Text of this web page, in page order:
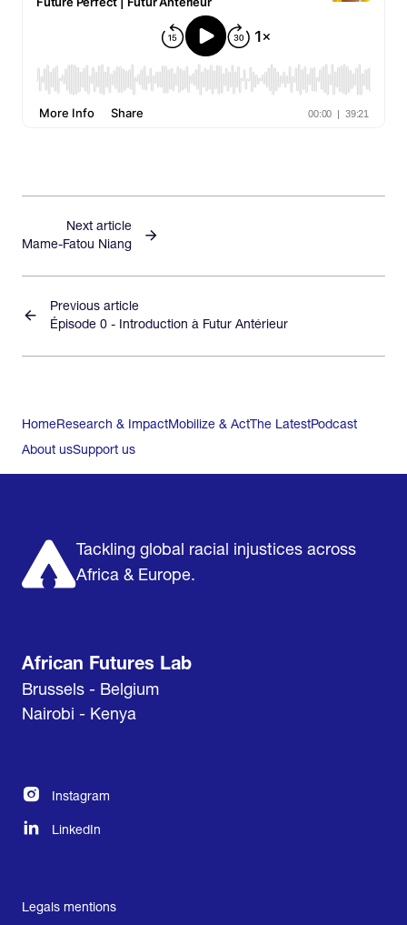
Previous article
Épisode 0 - Introduction à Futur Antérieur
Next article
Mame-Fatou Niang
HomeResearch & ImpactMobilize & Act The LatestPodcast
About usSupport us
Tackling global racial injustices across
Africa & Europe.
African Futures Lab
Brussels - Belgium
Nairobi - Kenya
Instagram
LinkedIn
Legals mentions